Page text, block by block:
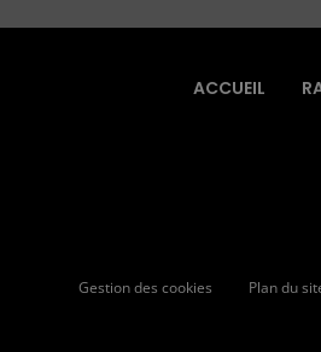
ACCUEIL
Gestion des cookies Plan du